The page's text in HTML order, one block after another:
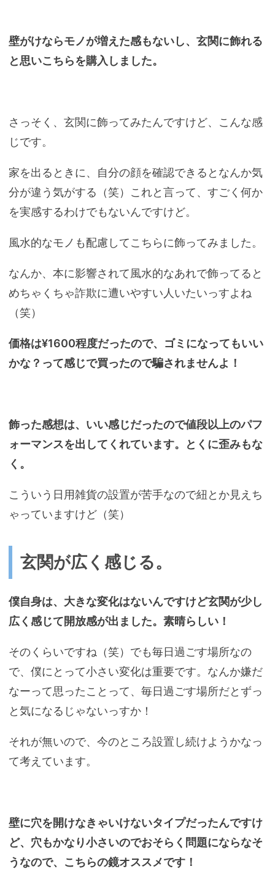
壁がけならモノが増えた感もないし、玄関に飾れる
と思いこちらを購入しました。
さっそく、玄関に飾ってみたんですけど、こんな感
じです。
家を出るときに、自分の顔を確認できるとなんか気
分が違う気がする（笑）これと言って、すごく何か
を実感するわけでもないんですけど。
風水的なモノも配慮してこちらに飾ってみました。
なんか、本に影響されて風水的なあれで飾ってると
めちゃくちゃ詐欺に遭いやすい人いたいっすよね
（笑）
価格は¥1600程度だったので、ゴミになってもいい
かな？って感じで買ったので騙されませんよ！
飾った感想は、いい感じだったので値段以上のパフ
ォーマンスを出してくれています。とくに歪みもな
く。
こういう日用雑貨の設置が苦手なので紐とか見えち
ゃっていますけど（笑）
玄関が広く感じる。
僕自身は、大きな変化はないんですけど玄関が少し
広く感じて開放感が出ました。素晴らしい！
そのくらいですね（笑）でも毎日過ごす場所なの
で、僕にとって小さい変化は重要です。なんか嫌だ
なーって思ったことって、毎日過ごす場所だとずっ
と気になるじゃないっすか！
それが無いので、今のところ設置し続けようかなっ
て考えています。
壁に穴を開けなきゃいけないタイプだったんですけ
ど、穴もかなり小さいのでおそらく問題にならなそ
うなので、こちらの鏡オススメです！